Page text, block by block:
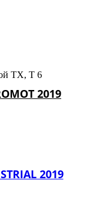
ТХ, T 6
2019
2019